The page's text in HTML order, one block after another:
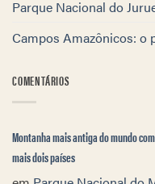
Parque Nacional do
Campos Amazônicos: o
COMENTÁRIOS
Montanha mais antiga do mundo
mais dois países